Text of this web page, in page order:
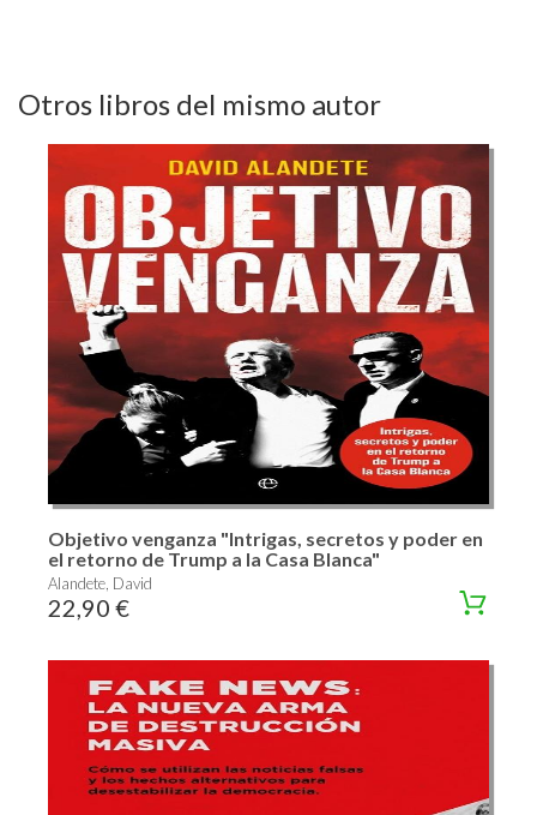
Otros libros del mismo autor
Objetivo venganza "Intrigas, secretos y poder en
el retorno de Trump a la Casa Blanca"
Alandete, David
22,90 €